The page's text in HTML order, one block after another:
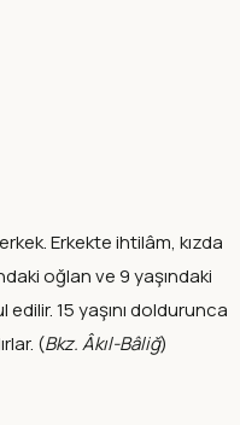
Erkekte ihtilâm, kızda
oğlan ve 9 yaşındaki
15 yaşını doldurunca
(Bkz. Âkıl-Bâliğ)